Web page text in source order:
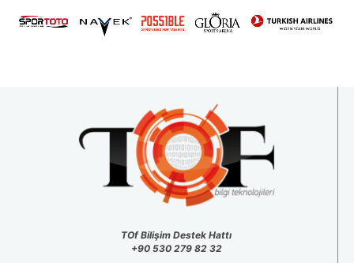
TOf Bilişim Destek Hattı
+90 530 279 82 32